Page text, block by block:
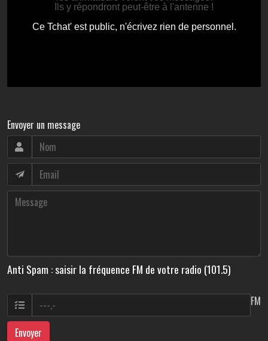
Envoyer un message
Anti Spam : saisir la fréquence FM de votre radio (101.5)
FM
Envoyer